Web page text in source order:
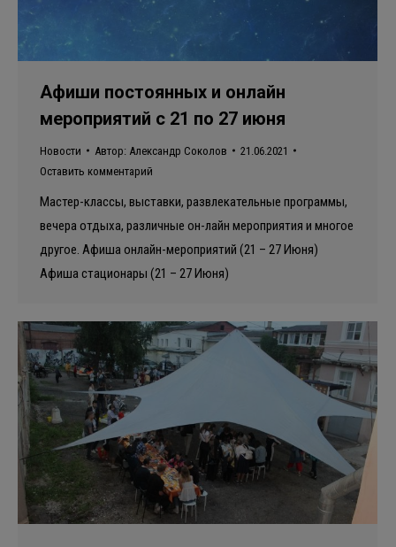
Афиши постоянных и онлайн
мероприятий с 21 по 27 июня
Новости Автор: Александр Соколов
21.06.2021
Оставить комментарий
Мастер-классы, выставки, развлекательные программы,
вечера отдыха, различные он-лайн мероприятия и многое
другое. Афиша онлайн-мероприятий (21 – 27 Июня)
Афиша стационары (21 – 27 Июня)